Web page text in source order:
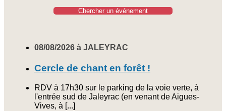
Chercher un événement
08/08/2026 à JALEYRAC
Cercle de chant en forêt !
RDV à 17h30 sur le parking de la voie verte, à
l'entrée sud de Jaleyrac (en venant de Aigues-
Vives, à [...]